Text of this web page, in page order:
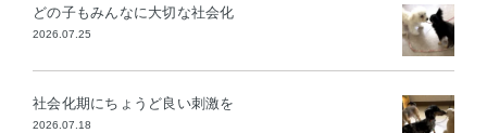
どの子もみんなに大切な社会化
2026.07.25
社会化期にちょうど良い刺激を
2026.07.18